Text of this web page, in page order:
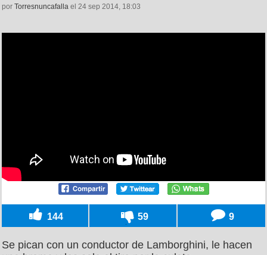
por Torresnuncafalla el 24 sep 2014, 18:03
144 59 9
Se pican con un conductor de Lamborghini, le hacen